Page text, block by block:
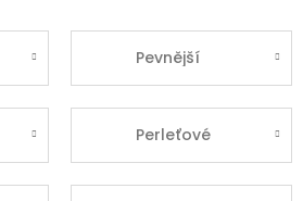
Pevnější
Perleťové